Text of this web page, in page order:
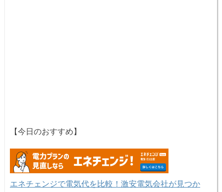
【今日のおすすめ】
エネチェンジで電気代を比較！激安電気会社が見つか